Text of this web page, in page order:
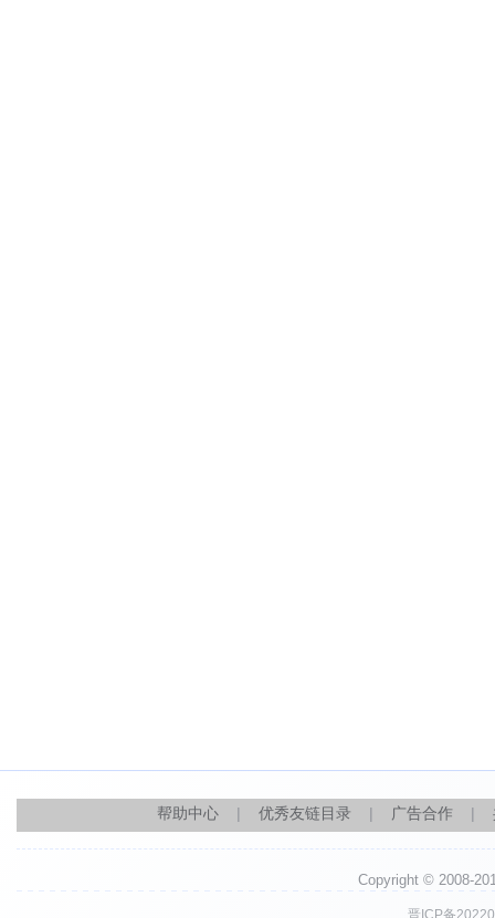
帮助中心 | 优秀友链目录 | 广告合作 |
Copyright © 2008-
晋ICP备